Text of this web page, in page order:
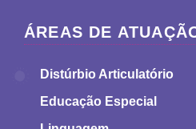
ÁREAS DE
Distúrbio Articulatório
Educação Especial